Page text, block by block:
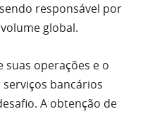
responsável por
global.
suas operações e o
bancários
A obtenção de